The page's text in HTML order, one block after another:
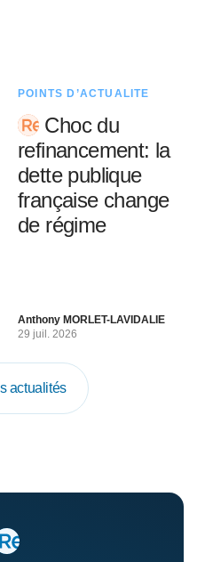
POINTS D’ACTUALITÉ
Choc du
refinancement: la
dette publique
française change
de régime
Anthony MORLET-LAVIDALIE
29 juil. 2026
actualités